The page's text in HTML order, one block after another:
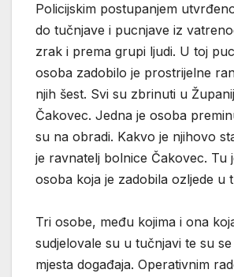
Policijskim postupanjem
do tučnjave i pucnjave iz
zrak i prema grupi ljudi. U toj
osoba zadobilo je prostrijelne
njih šest. Svi su zbrinuti u
Čakovec. Jedna je osoba
su na obradi. Kakvo je njihovo
je ravnatelj bolnice Čakovec. Tu
osoba koja je zadobila ozljede u
Tri osobe, među kojima i ona
sudjelovale su u tučnjavi te su se
mjesta događaja. Operativnim